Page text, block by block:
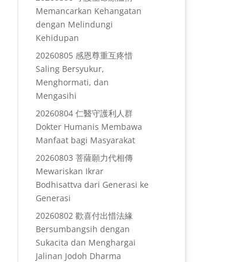
Memancarkan Kehangatan
dengan Melindungi
Kehidupan
20260805 感恩尊重互疼惜
Saling Bersyukur,
Menghormati, dan
Mengasihi
20260804 仁醫守護利人群
Dokter Humanis Membawa
Manfaat bagi Masyarakat
20260803 菩薩願力代相傳
Mewariskan Ikrar
Bodhisattva dari Generasi ke
Generasi
20260802 歡喜付出惜法緣
Bersumbangsih dengan
Sukacita dan Menghargai
Jalinan Jodoh Dharma